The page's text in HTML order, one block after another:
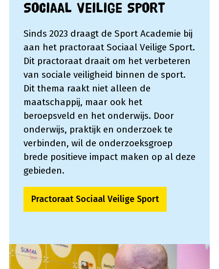
Sociaal Veilige Sport
Sinds 2023 draagt de Sport Academie bij
aan het practoraat Sociaal Veilige Sport.
Dit practoraat draait om het verbeteren
van sociale veiligheid binnen de sport.
Dit thema raakt niet alleen de
maatschappij, maar ook het
beroepsveld en het onderwijs. Door
onderwijs, praktijk en onderzoek te
verbinden, wil de onderzoeksgroep
brede positieve impact maken op al deze
gebieden.
Practoraat Sociaal Veilige Sport